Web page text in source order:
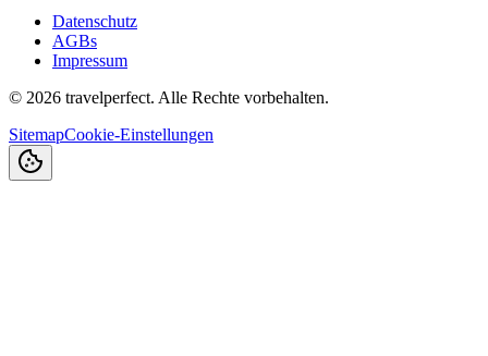
Datenschutz
AGBs
Impressum
© 2026 travelperfect. Alle Rechte vorbehalten.
SitemapCookie-Einstellungen